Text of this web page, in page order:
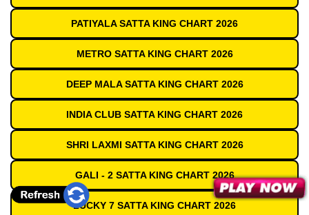
PATIYALA SATTA KING CHART 2026
METRO SATTA KING CHART 2026
DEEP MALA SATTA KING CHART 2026
INDIA CLUB SATTA KING CHART 2026
SHRI LAXMI SATTA KING CHART 2026
GALI - 2 SATTA KING CHART 2026
LUCKY 7 SATTA KING CHART 2026